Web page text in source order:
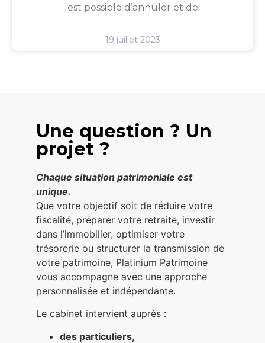
est possible d’annuler et de
19 juillet 2023
Une question ? Un
projet ?
Chaque situation patrimoniale est
unique.
Que votre objectif soit de réduire votre
fiscalité, préparer votre retraite, investir
dans l’immobilier, optimiser votre
trésorerie ou structurer la transmission de
votre patrimoine, Platinium Patrimoine
vous accompagne avec une approche
personnalisée et indépendante.
Le cabinet intervient auprès :
des particuliers,